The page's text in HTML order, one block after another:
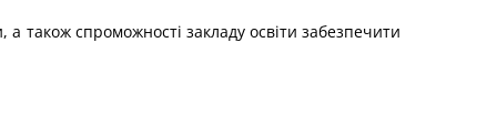
а також спроможності закладу освіти забезпечити